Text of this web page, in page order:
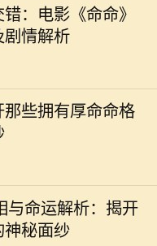
错：电影《命命》
剧情解析
的《命命》即将于近日
悬念与情感的电影将
那些拥有厚命命格
中，命格一直是一个
秘的话题。无论是算
命理学，都是我们探
工具。而在众多的命
与命运解析：揭开
神秘面纱
农历的己亥年，亥年对
。猪在中华文化中象征
，常常被认为是富裕与
年出生的人通常被视